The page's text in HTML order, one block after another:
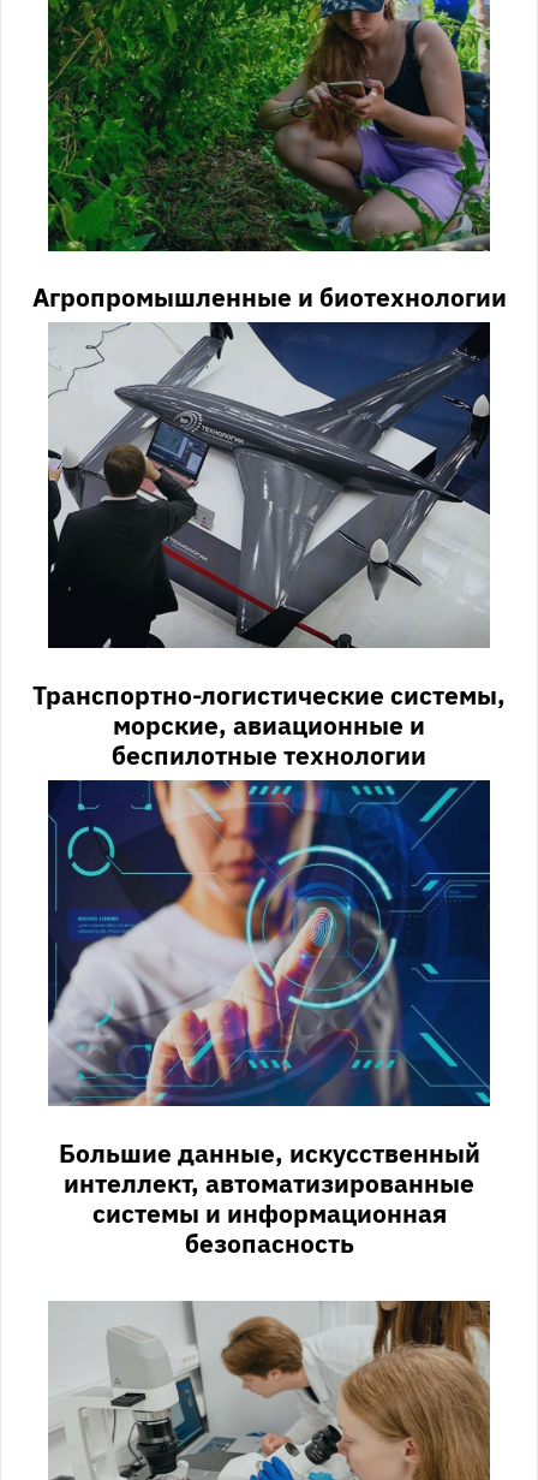
Агропромышленные и биотехнологии
Транспортно-логистические системы,
морские, авиационные и
беспилотные технологии
Большие данные, искусственный
интеллект, автоматизированные
системы и информационная
безопасность